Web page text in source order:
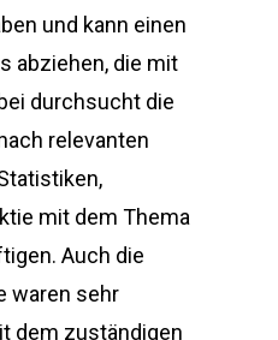
und kann einen
abziehen, die mit
durchsucht die
relevanten
mit dem Thema
Auch die
waren sehr
dem zuständigen